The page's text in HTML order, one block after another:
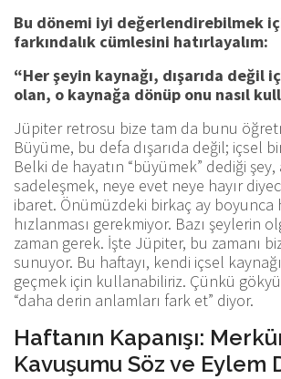
Bu dönemi iyi değerlendirebilmek
farkındalık cümlesini hatırlayalım:
“Her şeyin kaynağı, dışarıda değil
olan, o kaynağa dönüp onu nasıl
Jüpiter retrosu bize tam da bunu
Büyüme, bu defa dışarıda değil; içsel
Belki de hayatın “büyümek” dediği şey,
sadeleşmek, neye evet neye hayır
ibaret. Önümüzdeki birkaç ay boyunca
hızlanması gerekmiyor. Bazı şeylerin
zaman gerek. İşte Jüpiter, bu zamanı
sunuyor. Bu haftayı, kendi içsel
geçmek için kullanabiliriz. Çünkü
“daha derin anlamları fark et” diyor.
Haftanın Kapanışı:
Kavuşumu Söz ve Eylem